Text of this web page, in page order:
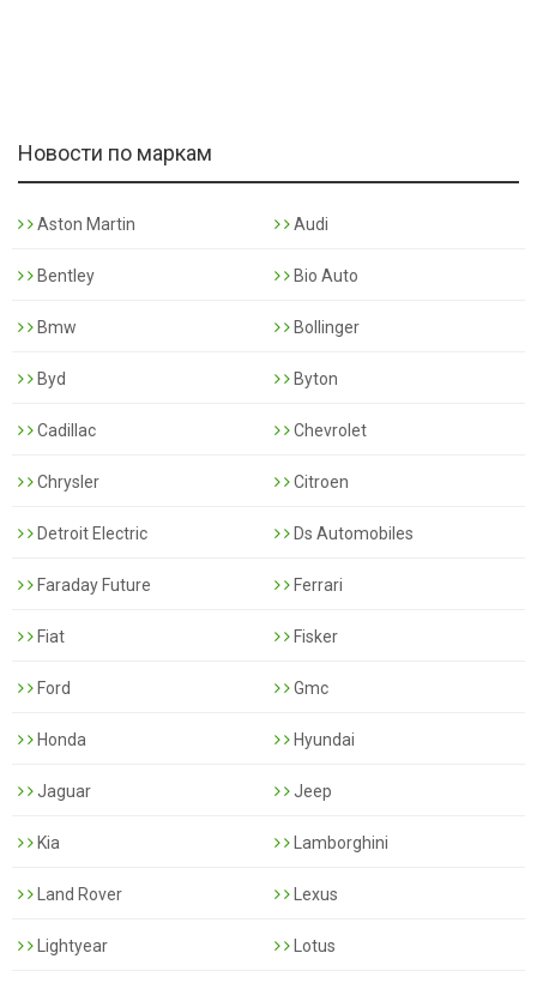
Новости по маркам
Aston Martin Audi
Bentley Bio Auto
Bmw Bollinger
Byd Byton
Cadillac Chevrolet
Chrysler Citroen
Detroit Electric Ds Automobiles
Faraday Future Ferrari
Fiat Fisker
Ford Gmc
Honda Hyundai
Jaguar Jeep
Kia Lamborghini
Land Rover Lexus
Lightyear Lotus